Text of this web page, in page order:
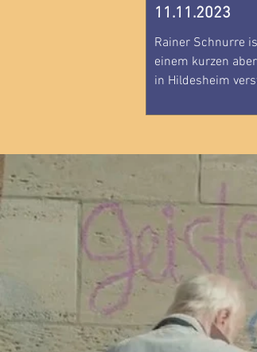
11.11.2023
Rainer Schnurre
einem kurzen
in Hildesheim